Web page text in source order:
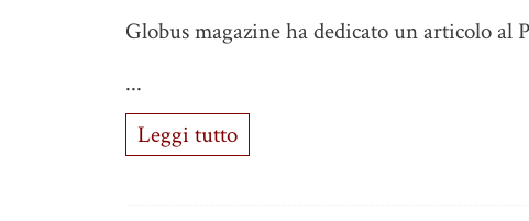
Globus magazine ha dedicato un articolo
...
Leggi tutto